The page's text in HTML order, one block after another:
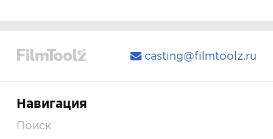
casting@filmtoolz.ru
Навигация
Поиск